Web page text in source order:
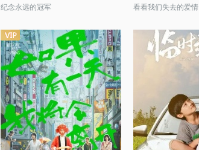
纪念永远的冠军 看看我们失去的爱情